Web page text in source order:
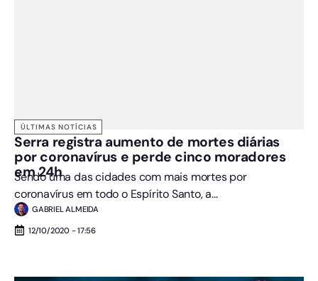
ÚLTIMAS NOTÍCIAS
Serra registra aumento de mortes diárias
por coronavírus e perde cinco moradores
em 24h
Sendo uma das cidades com mais mortes por
coronavírus em todo o Espírito Santo, a...
GABRIEL ALMEIDA
12/10/2020 - 17:56